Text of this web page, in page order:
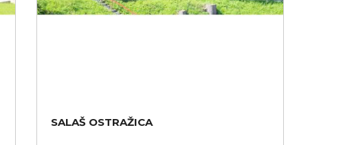
SALAŠ OSTRAŽICA